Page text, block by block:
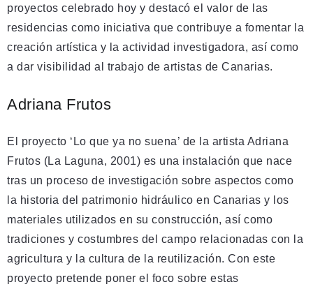
proyectos celebrado hoy y destacó el valor de las
residencias como iniciativa que contribuye a fomentar la
creación artística y la actividad investigadora, así como
a dar visibilidad al trabajo de artistas de Canarias.
Adriana Frutos
El proyecto ‘Lo que ya no suena’ de la artista Adriana
Frutos (La Laguna, 2001) es una instalación que nace
tras un proceso de investigación sobre aspectos como
la historia del patrimonio hidráulico en Canarias y los
materiales utilizados en su construcción, así como
tradiciones y costumbres del campo relacionadas con la
agricultura y la cultura de la reutilización. Con este
proyecto pretende poner el foco sobre estas